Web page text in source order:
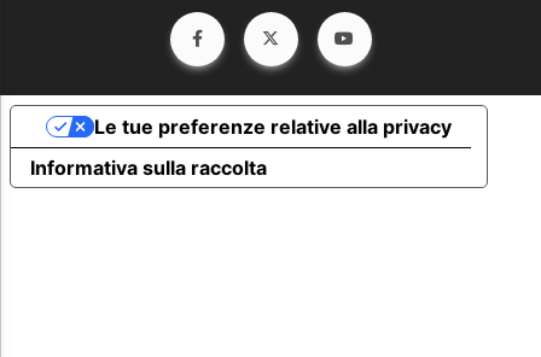
Informativa sulla raccolta
Le tue preferenze relative alla privacy